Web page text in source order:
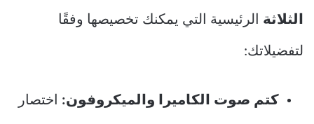
الثلاثة الرئيسية التي يمكنك تخصيصها وفقًا
لتفضيلاتك:
كتم صوت الكاميرا والميكروفون: اختصار